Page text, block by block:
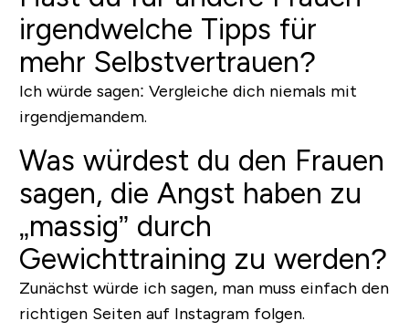
irgendwelche Tipps für
mehr Selbstvertrauen?
Ich würde sagen: Vergleiche dich niemals mit
irgendjemandem.
Was würdest du den Frauen
sagen, die Angst haben zu
„massig” durch
Gewichttraining zu werden?
Zunächst würde ich sagen, man muss einfach den
richtigen Seiten auf Instagram folgen.